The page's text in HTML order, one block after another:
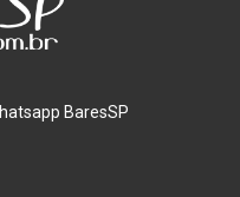
BaresSP